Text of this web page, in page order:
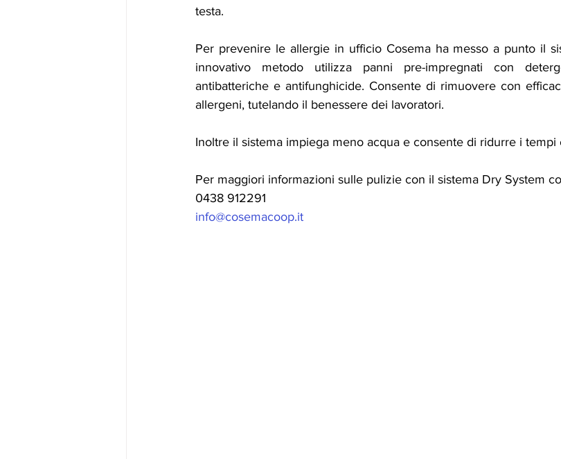
testa.
Per prevenire le allergie in ufficio Cosema ha messo a punto il
innovativo metodo utilizza panni pre-impregnati con
antibatteriche e antifunghicide. Consente di rimuovere con
allergeni, tutelando il benessere dei lavoratori.
Inoltre il sistema impiega meno acqua e consente di ridurre i tempi
Per maggiori informazioni sulle pulizie con il sistema Dry System
0438 912291
info@cosemacoop.it